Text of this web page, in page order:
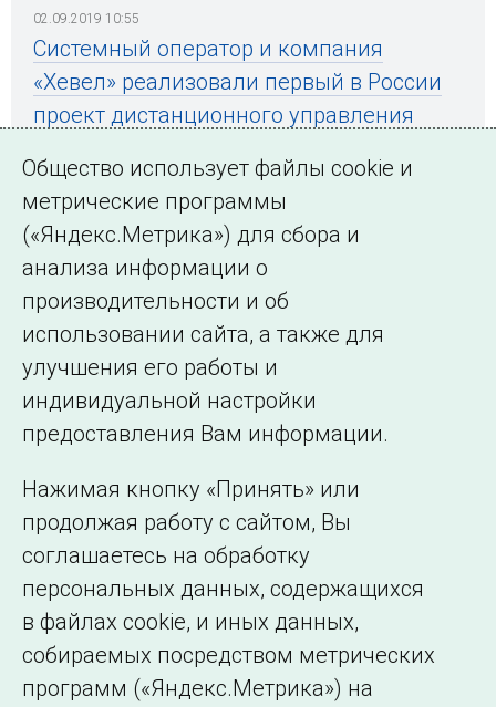
02.09.2019 10:55
Системный оператор и компания
«Хевел» реализовали первый в России
проект дистанционного управления
← Все публикации
Подписаться на новости
©2005–2026 АО «СО ЕЭС»
Филиалы и
представительства
Сведения об
образовательной
организации
Общество использует файлы cookie и
метрические программы
(«Яндекс.Метрика») для сбора и
анализа информации о
производительности и об
использовании сайта, а также для
улучшения его работы и
индивидуальной настройки
предоставления Вам информации.
Нажимая кнопку «Принять» или
продолжая работу с сайтом, Вы
соглашаетесь на обработку
персональных данных, содержащихся
в файлах cookie, и иных данных,
собираемых посредством метрических
программ («Яндекс.Метрика») на